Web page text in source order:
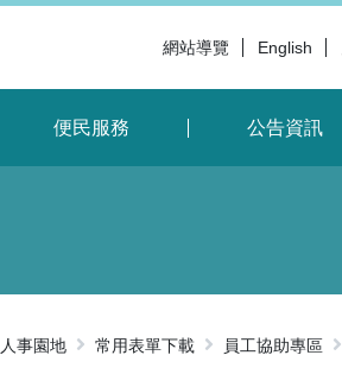
網站導覽 English
便民服務 公告資訊
人事園地 常用表單下載 員工協助專區